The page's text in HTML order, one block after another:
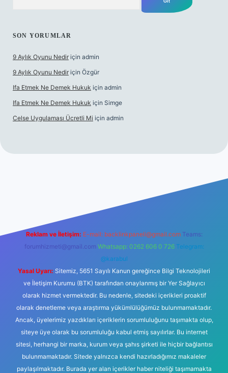
SON YORUMLAR
9 Aylık Oyunu Nedir için admin
9 Aylık Oyunu Nedir için Özgür
Ifa Etmek Ne Demek Hukuk için admin
Ifa Etmek Ne Demek Hukuk için Simge
Celse Uygulaması Ücretli Mi için admin
Reklam ve İletişim: E-mail: backlinkpaneli@gmail.com Teams:
forumhizmeti@gmail.com Whatsapp: 0262 606 0 726 Telegram:
@karabul
Yasal Uyarı: Sitemiz, 5651 Sayılı Kanun gereğince Bilgi Teknolojileri
ve İletişim Kurumu (BTK) tarafından onaylanmış bir Yer Sağlayıcı
olarak hizmet vermektedir. Bu nedenle, sitedeki içerikleri proaktif
olarak denetleme veya araştırma yükümlülüğümüz bulunmamaktadır.
Ancak, üyelerimiz yazdıkları içeriklerin sorumluluğunu taşımakta olup,
siteye üye olarak bu sorumluluğu kabul etmiş sayılırlar. Bu internet
sitesi, herhangi bir marka, kurum veya şahıs şirketi ile hiçbir bağlantısı
bulunmamaktadır. Sitede yalnızca kendi hazırladığımız makaleler
paylaşılmaktadır. Burada yer alan içerikler haber niteliği taşımamakta